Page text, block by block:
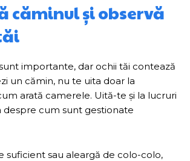
căminul și observă
importante, dar ochii tăi contează
un cămin, nu te uita doar la
arată camerele. Uită-te și la lucruri
despre cum sunt gestionate
suficient sau aleargă de colo-colo,